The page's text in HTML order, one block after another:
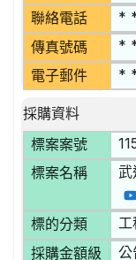
聯絡電話 *
傳真號碼 *
電子郵件 *
採購資料
標案案號
標案名稱 武
標的分類
採購金額級 公